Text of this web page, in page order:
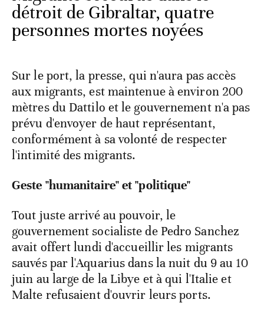
détroit de Gibraltar, quatre
personnes mortes noyées
Sur le port, la presse, qui n'aura pas accès
aux migrants, est maintenue à environ 200
mètres du Dattilo et le gouvernement n'a pas
prévu d'envoyer de haut représentant,
conformément à sa volonté de respecter
l'intimité des migrants.
Geste "humanitaire" et "politique"
Tout juste arrivé au pouvoir, le
gouvernement socialiste de Pedro Sanchez
avait offert lundi d'accueillir les migrants
sauvés par l'Aquarius dans la nuit du 9 au 10
juin au large de la Libye et à qui l'Italie et
Malte refusaient d'ouvrir leurs ports.